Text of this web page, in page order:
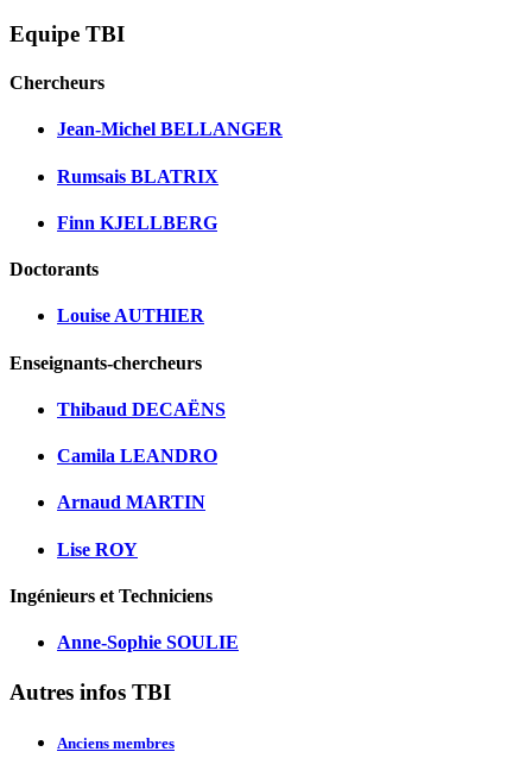
Equipe TBI
Chercheurs
Jean-Michel BELLANGER
Rumsais BLATRIX
Finn KJELLBERG
Doctorants
Louise AUTHIER
Enseignants-chercheurs
Thibaud DECAËNS
Camila LEANDRO
Arnaud MARTIN
Lise ROY
Ingénieurs et Techniciens
Anne-Sophie SOULIE
Autres infos TBI
Anciens membres